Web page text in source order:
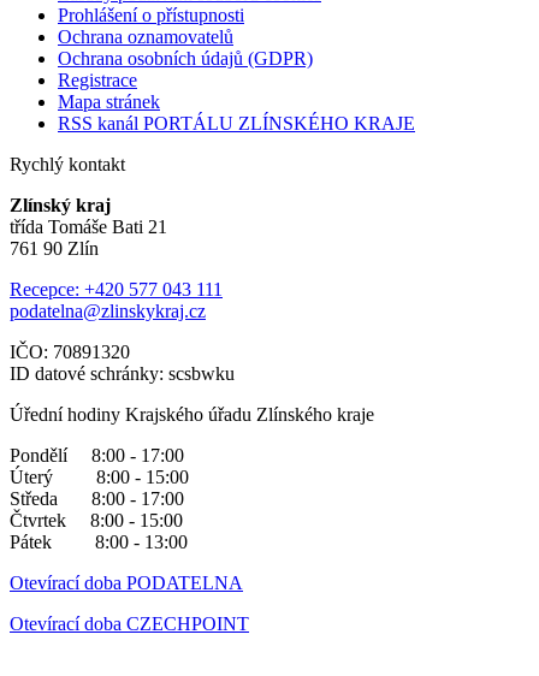
Prohlášení o přístupnosti
Ochrana oznamovatelů
Ochrana osobních údajů (GDPR)
Registrace
Mapa stránek
RSS kanál PORTÁLU ZLÍNSKÉHO KRAJE
Rychlý kontakt
Zlínský kraj
třída Tomáše Bati 21
761 90 Zlín
Recepce: +420 577 043 111
podatelna@zlinskykraj.cz
IČO: 70891320
ID datové schránky: scsbwku
Úřední hodiny Krajského úřadu Zlínského kraje
Pondělí 8:00 - 17:00
Úterý 8:00 - 15:00
Středa 8:00 - 17:00
Čtvrtek 8:00 - 15:00
Pátek 8:00 - 13:00
Otevírací doba PODATELNA
Otevírací doba CZECHPOINT